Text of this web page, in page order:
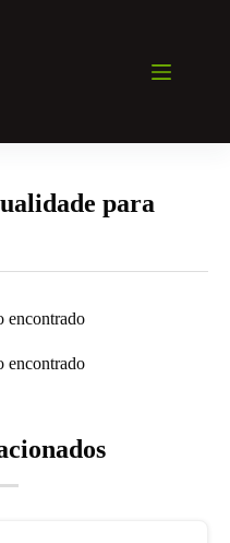
para
encontrado
encontrado